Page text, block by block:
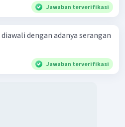
Jawaban terverifikasi
dengan adanya serangan
Jawaban terverifikasi